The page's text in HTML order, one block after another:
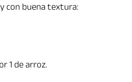
con buena textura:
1 de arroz.